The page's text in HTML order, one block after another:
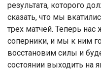
результата, которого
сказать, что мы
трех матчей. Теперь
соперники, и мы к ним
восстановим силы и
состоянии выходить